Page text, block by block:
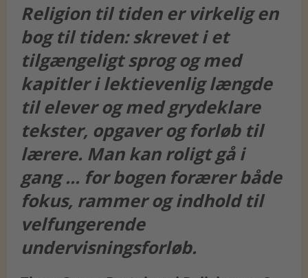
Religion til tiden er virkelig en
bog til tiden: skrevet i et
tilgængeligt sprog og med
kapitler i lektievenlig længde
til elever og med grydeklare
tekster, opgaver og forløb til
lærere. Man kan roligt gå i
gang ... for bogen forærer både
fokus, rammer og indhold til
velfungerende
undervisningsforløb.